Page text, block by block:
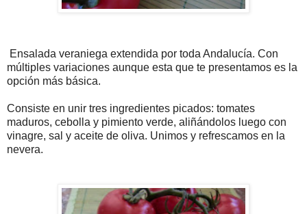
Ensalada veraniega extendida por toda Andalucía. Con
múltiples variaciones aunque esta que te presentamos es la
opción más básica.
Consiste en unir tres ingredientes picados: tomates
maduros, cebolla y pimiento verde, aliñándolos luego con
vinagre, sal y aceite de oliva. Unimos y refrescamos en la
nevera.